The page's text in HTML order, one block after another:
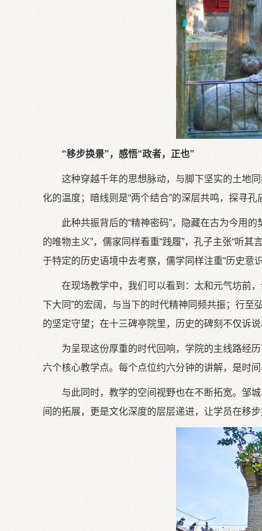
“移步换景”，感悟“政者，正也”
这种穿越千年的思想脉动，与脚下坚实的土地
化的温度；暗线则是“两个结合”的深层共鸣，探寻
此种共振背后的“精神密码”，隐藏在古为今用的
的唯物主义”，儒家同样看重“践履”，孔子主张“听
于特定的历史语境中去考察，儒学同样注重“历史意
在现场教学中，我们可以看到：太和元气坊前
下大同”的宏阔，与当下的时代精神同频共振；行至
的坚定守望；在十三碑亭院里，历史的碑刻不仅诉
为呈现这份厚重的时代回响，学院的主线路经
六个核心教学点。每个点位约六分钟的讲解，是时
与此同时，教学的空间视野也在不断拓宽。邹
间的拓展，更是文化深度的层层递进，让学员在移